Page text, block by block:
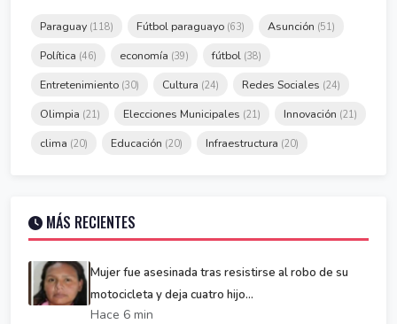
Paraguay (118) Fútbol paraguayo (63) Asunción (51)
Política (46) economía (39) fútbol (38)
Entretenimiento (30) Cultura (24) Redes Sociales (24)
Olimpia (21) Elecciones Municipales (21) Innovación (21)
clima (20) Educación (20) Infraestructura (20)
MÁS RECIENTES
Mujer fue asesinada tras resistirse al robo de su
motocicleta y deja cuatro hijo...
Hace 6 min